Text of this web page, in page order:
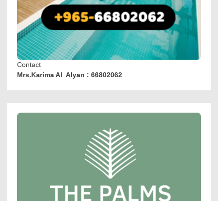
Contact
Mrs.Karima Al Alyan : 66802062